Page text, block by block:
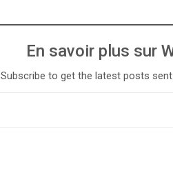
En savoir plus sur
Subscribe to get the latest posts